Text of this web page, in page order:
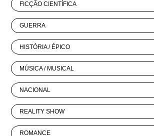
FICÇÃO CIENTÍFICA
GUERRA
HISTÓRIA / ÉPICO
MÚSICA / MUSICAL
NACIONAL
REALITY SHOW
ROMANCE